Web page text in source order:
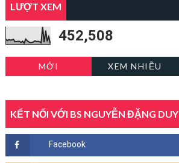
LƯỢT XEM
452,508
MỚI XEM NHIỀU
KẾT NỐI VỚI BS NGUYỄN ĐẶNG DUY